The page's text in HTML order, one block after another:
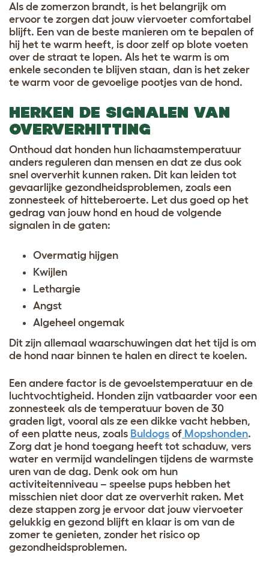
Als de zomerzon brandt, is het belangrijk om
ervoor te zorgen dat jouw viervoeter comfortabel
blijft. Een van de beste manieren om te bepalen of
hij het te warm heeft, is door zelf op blote voeten
over de straat te lopen. Als het te warm is om
enkele seconden te blijven staan, dan is het zeker
te warm voor de gevoelige pootjes van de hond.
HERKEN DE SIGNALEN VAN
OVERVERHITTING
Onthoud dat honden hun lichaamstemperatuur
anders reguleren dan mensen en dat ze dus ook
snel oververhit kunnen raken. Dit kan leiden tot
gevaarlijke gezondheidsproblemen, zoals een
zonnesteek of hitteberoerte. Let dus goed op het
gedrag van jouw hond en houd de volgende
signalen in de gaten:
Overmatig hijgen
Kwijlen
Lethargie
Angst
Algeheel ongemak
Dit zijn allemaal waarschuwingen dat het tijd is om
de hond naar binnen te halen en direct te koelen.
Een andere factor is de gevoelstemperatuur en de
luchtvochtigheid. Honden zijn vatbaarder voor een
zonnesteek als de temperatuur boven de 30
graden ligt, vooral als ze een dikke vacht hebben,
of een platte neus, zoals Buldogs of Mopshonden.
Zorg dat je hond toegang heeft tot schaduw, vers
water en vermijd wandelingen tijdens de warmste
uren van de dag. Denk ook om hun
activiteitenniveau – speelse pups hebben het
misschien niet door dat ze oververhit raken. Met
deze stappen zorg je ervoor dat jouw viervoeter
gelukkig en gezond blijft en klaar is om van de
zomer te genieten, zonder het risico op
gezondheidsproblemen.